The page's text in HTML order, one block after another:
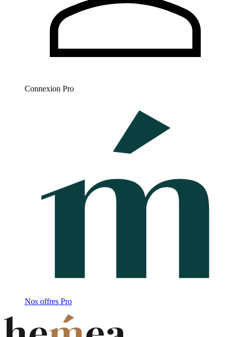
Connexion Pro
Nos offres Pro